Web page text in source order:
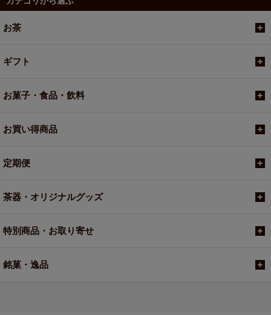
お茶
ギフト
お菓子・食品・飲料
お買い得商品
定期便
茶器・オリジナルグッズ
特別商品・お取り寄せ
銘菓・逸品